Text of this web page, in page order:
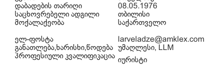
დაბადების თარიღი
08.05.1976
საცხოვრებელი ადგილი
თბილისი
მოქალაქეობა
საქართველო
ელ-ფოსტა
larveladze@amklex.com
განათლება,ხარისხი,წოდება
უმაღლესი, LLM
პროფესიული კვალიფიკაცია
იურისტი